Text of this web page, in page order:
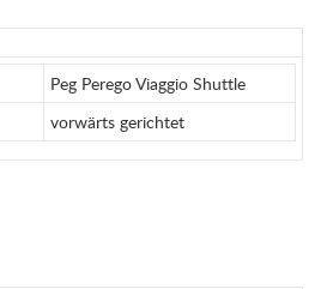
Peg Perego Viaggio Shuttle
vorwärts gerichtet